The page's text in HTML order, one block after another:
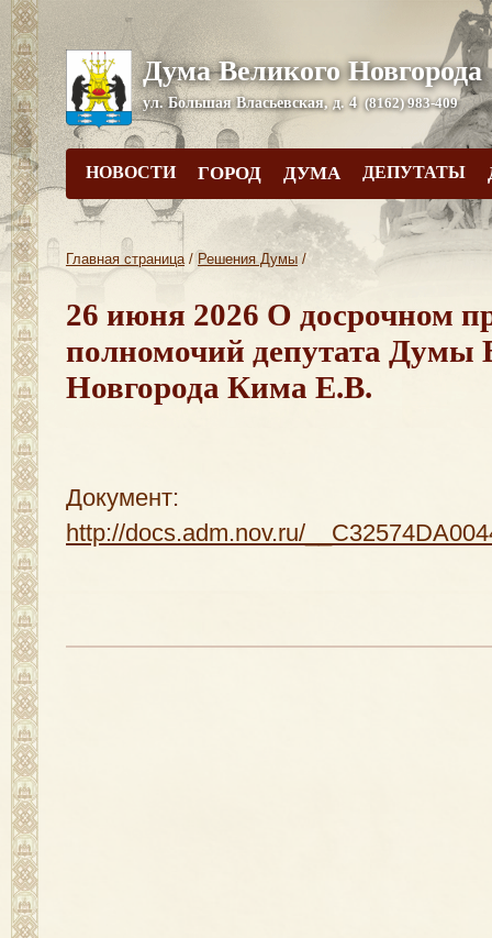
Дума Великого Новгорода
ул. Большая Власьевская, д. 4 (8162) 983-409
НОВОСТИ ГОРОД ДУМА ДЕПУТАТЫ
Главная страница/ Решения Думы /
26 июня 2026 О досрочном
полномочий депутата Думы
Новгорода Кима Е.В.
Документ:
http://docs.adm.nov.ru/